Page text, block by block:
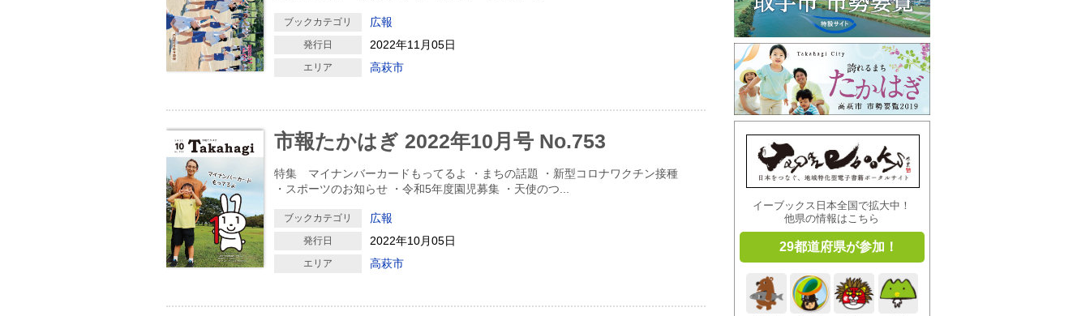
ブックカテゴリ 広報
発行日 2022年11月05日
エリア 高萩市
市報たかはぎ 2022年10月号 No.753
特集 マイナンバーカードもってるよ ・まちの話題 ・新型コロナワクチン接種
・スポーツのお知らせ ・令和5年度園児募集 ・天使のつ
ブックカテゴリ 広報
発行日 2022年10月05日
エリア 高萩市
イーブックス日本全国で拡大中！
他県の情報はこちら
29都道府県が参加！